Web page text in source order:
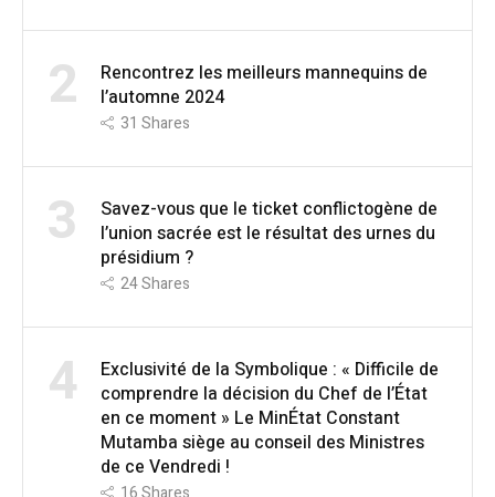
2
Rencontrez les meilleurs mannequins de
l’automne 2024
31 Shares
3
Savez-vous que le ticket conflictogène de
l’union sacrée est le résultat des urnes du
présidium ?
24Shares
4
Exclusivité de la Symbolique : « Difficile de
comprendre la décision du Chef de l’État
en ce moment » Le MinÉtat Constant
Mutamba siège au conseil des Ministres
de ce Vendredi !